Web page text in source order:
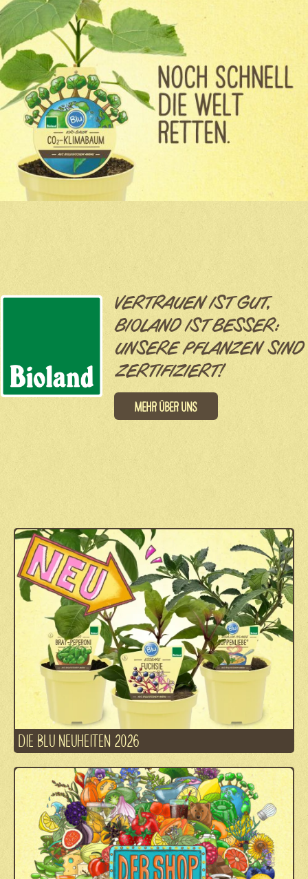
VERTRAUEN IST GUT,
BIOLAND IST BESSER:
UNSERE PFLANZEN SIND
ZERTIFIZIERT!
Mehr über uns
DIE BLU NEUHEITEN 2026